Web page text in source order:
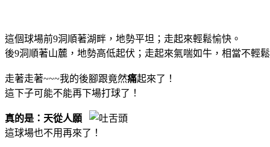
這個球場前9洞順著湖畔，地勢平坦；走起來輕鬆愉快。
後9洞順著山麓，地勢高低起伏；走起來氣喘如牛，相當不輕
走著走著~~~我的後腳跟竟然痛起來了！
這下子可能不能再下場打球了！
真的是：天從人願
這球場也不用再來了！